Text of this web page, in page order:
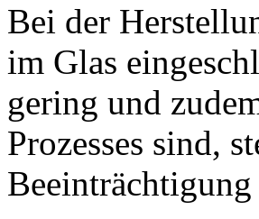
Bei der
im Glas
gering und
Prozesses sind,